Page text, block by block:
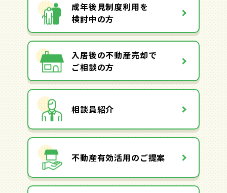
成年後見制度利用を
検討中の方
入居後の不動産売却で
ご相談の方
相談員紹介
不動産有効活用のご提案